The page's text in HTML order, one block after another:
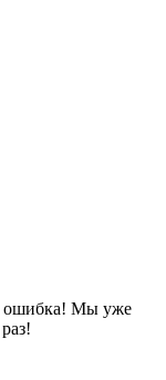
ошибка! Мы уже